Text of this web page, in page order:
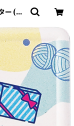
ー(ポ
加商